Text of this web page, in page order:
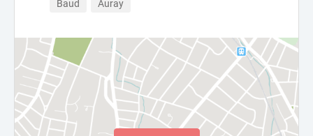
Baud
Auray